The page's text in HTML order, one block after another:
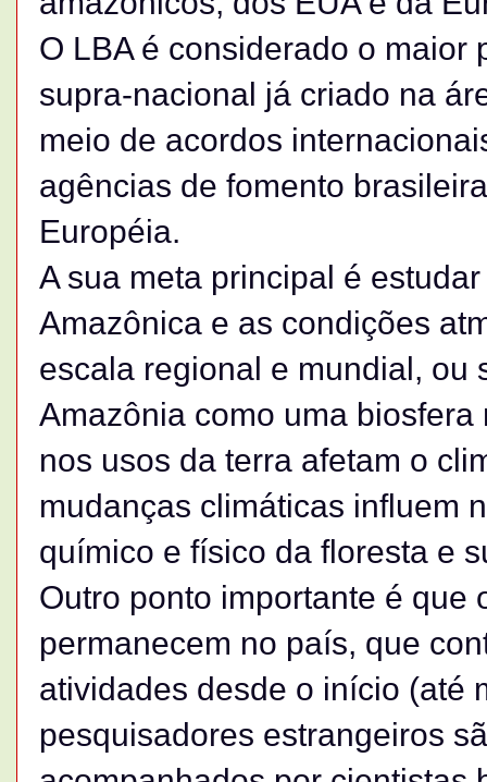
O LBA é considerado o
supra-nacional já criado na
meio de acordos
agências de fomento
Européia.
A sua meta principal é
Amazônica e as condições
escala regional e mundial, ou
Amazônia como uma
nos usos da terra afetam o
mudanças climáticas influem
químico e físico da floresta e
Outro ponto importante é que
permanecem no país, que
atividades desde o início (até
pesquisadores estrangeiros